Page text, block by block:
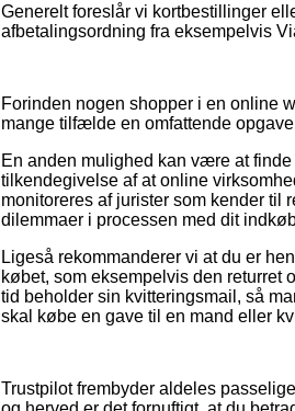
Generelt foreslår vi kortbestillinger
afbetalingsordning fra eksempelvis
Forinden nogen shopper i en online
mange tilfælde en omfattende
En anden mulighed kan være at
tilkendegivelse af at online
monitoreres af jurister som kender til
dilemmaer i processen med dit
Ligeså rekommanderer vi at du er
købet, som eksempelvis den returret
tid beholder sin kvitteringsmail, så
skal købe en gave til en mand eller
Trustpilot frembyder aldeles